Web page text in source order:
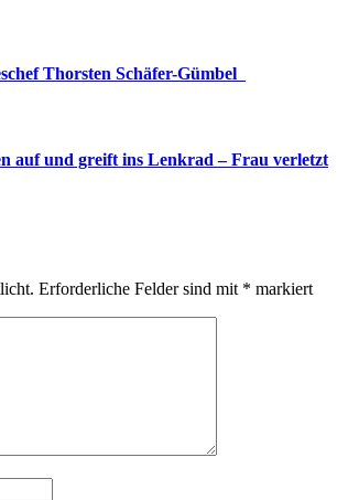
Thorsten Schäfer-Gümbel
auf und greift ins Lenkrad – Frau verletzt
Erforderliche Felder sind mit * markiert